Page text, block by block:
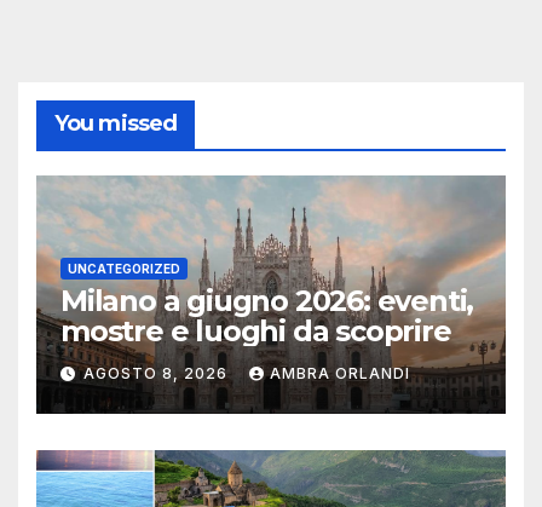
You missed
UNCATEGORIZED
Milano a giugno 2026: eventi,
mostre e luoghi da scoprire
AGOSTO 8, 2026 AMBRA ORLANDI